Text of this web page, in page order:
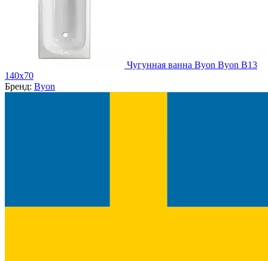
Чугунная ванна Byon Byon B13
140x70
Бренд: Byon